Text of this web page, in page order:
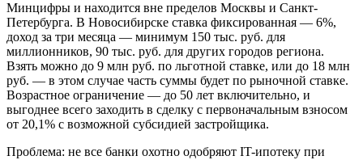
Минцифры и находится вне пределов Москвы и Санкт-
Петербурга. В Новосибирске ставка фиксированная — 6%,
доход за три месяца — минимум 150 тыс. руб. для
миллионников, 90 тыс. руб. для других городов региона.
Взять можно до 9 млн руб. по льготной ставке, или до 18 млн
руб. — в этом случае часть суммы будет по рыночной ставке.
Возрастное ограничение — до 50 лет включительно, и
выгоднее всего заходить в сделку с первоначальным взносом
от 20,1% с возможной субсидией застройщика.
Проблема: не все банки охотно одобряют IT-ипотеку при